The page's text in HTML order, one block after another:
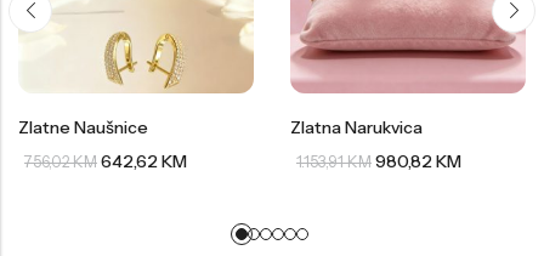
Zlatne Naušnice
756,02KM 642,62KM
Zlatna Narukvica
1.153,91KM 980,82KM